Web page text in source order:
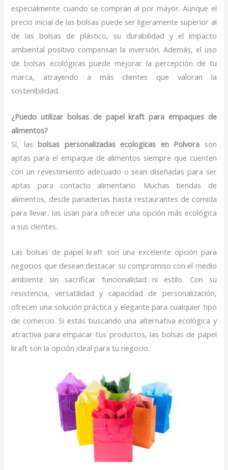
especialmente cuando se compran al por mayor. Aunque el
precio inicial de las bolsas puede ser ligeramente superior al
de las bolsas de plástico, su durabilidad y el impacto
ambiental positivo compensan la inversión. Además, el uso
de bolsas ecológicas puede mejorar la percepción de tu
marca, atrayendo a más clientes que valoran la
sostenibilidad.
¿Puedo utilizar bolsas de papel kraft para empaques de
alimentos?
Sí, lasbolsas personalizadas ecologicas en Polvora son
aptas para el empaque de alimentos siempre que cuenten
con un revestimiento adecuado o sean diseñadas para ser
aptas para contacto alimentario. Muchas tiendas de
alimentos, desde panaderías hasta restaurantes de comida
para llevar, las usan para ofrecer una opción más ecológica
a sus clientes.
Las bolsas de papel kraft son una excelente opción para
negocios que desean destacar su compromiso con el medio
ambiente sin sacrificar funcionalidad ni estilo. Con su
resistencia, versatilidad y capacidad de personalización,
ofrecen una solución práctica y elegante para cualquier tipo
de comercio. Si estás buscando una alternativa ecológica y
atractiva para empacar tus productos, las bolsas de papel
kraft son la opción ideal para tu negocio.